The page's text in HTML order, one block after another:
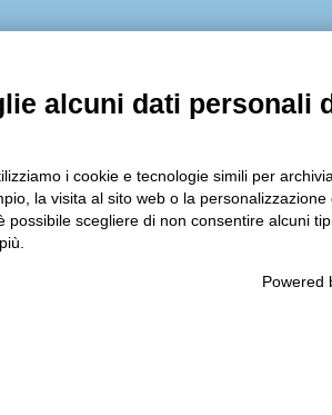
Accedi a Youtube
Seguici sui nostri
alcuni dati personali
i cookie e tecnologie simili per
la visita al sito web o la personalizzazione
scegliere di non consentire alcuni
Powered